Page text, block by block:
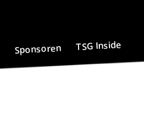
Sponsoren TSG Inside